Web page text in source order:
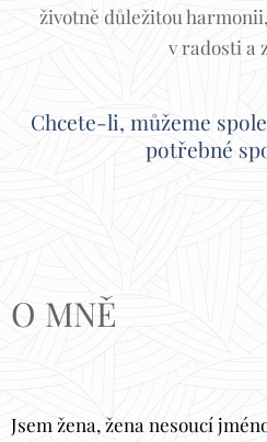
životně důležitou
v radosti a
Chcete-li, můžeme
potřebné
O MNĚ
Jsem žena, žena nesoucí jméno